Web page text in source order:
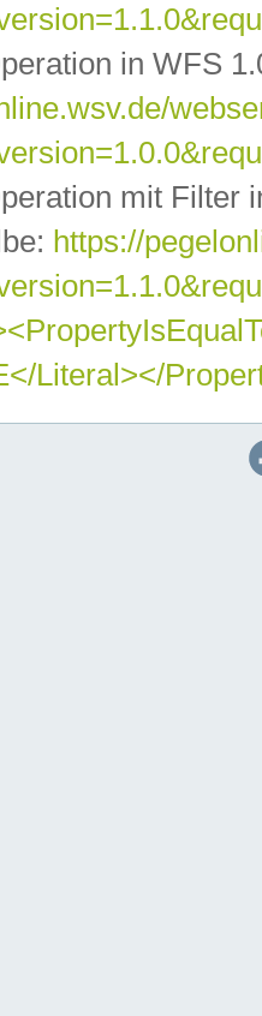
in WFS
mit Filter
https://
Literal></